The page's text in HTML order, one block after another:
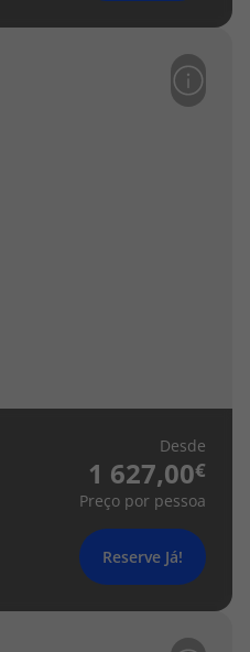
Desde
1 627,00
Preço por pessoa
Reserve Já!